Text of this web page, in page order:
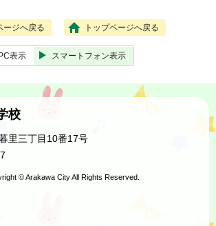
ージへ戻る トップページへ戻る
PC表示 スマートフォン表示
校
里三丁目10番17号
© Arakawa City All Rights Reserved.